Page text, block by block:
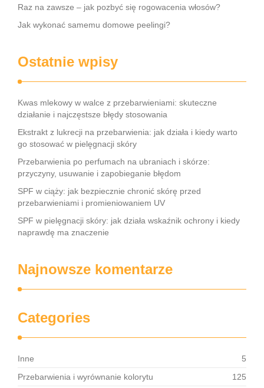
Raz na zawsze – jak pozbyć się rogowacenia włosów?
Jak wykonać samemu domowe peelingi?
Ostatnie wpisy
Kwas mlekowy w walce z przebarwieniami: skuteczne
działanie i najczęstsze błędy stosowania
Ekstrakt z lukrecji na przebarwienia: jak działa i kiedy warto
go stosować w pielęgnacji skóry
Przebarwienia po perfumach na ubraniach i skórze:
przyczyny, usuwanie i zapobieganie błędom
SPF w ciąży: jak bezpiecznie chronić skórę przed
przebarwieniami i promieniowaniem UV
SPF w pielęgnacji skóry: jak działa wskaźnik ochrony i kiedy
naprawdę ma znaczenie
Najnowsze komentarze
Categories
Inne
5
Przebarwienia i wyrównanie kolorytu
125